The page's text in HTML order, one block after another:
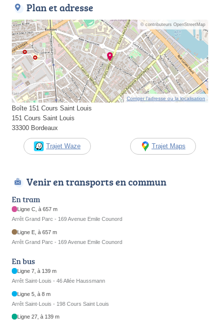
Plan et adresse
© contributeurs OpenStreetMap
Corriger l’adresse ou la localisation
Boîte 151 Cours Saint Louis
151 Cours Saint Louis
33300 Bordeaux
Trajet Waze Trajet Maps
Venir en transports en commun
En tram
Ligne C, à 657 m
Arrêt Grand Parc - 169 Avenue Emile Counord
Ligne E, à 657 m
Arrêt Grand Parc - 169 Avenue Emile Counord
En bus
Ligne 7, à 139 m
Arrêt Saint-Louis - 46 Allée Haussmann
Ligne 5, à 8 m
Arrêt Saint-Louis - 198 Cours Saint Louis
Ligne 27, à 139 m